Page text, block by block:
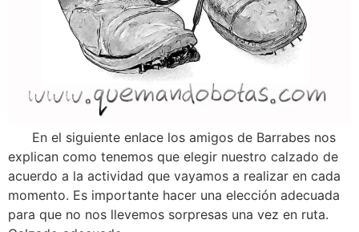
En el siguiente enlace los amigos de Barrabes nos
explican como tenemos que elegir nuestro calzado de
acuerdo a la actividad que vayamos a realizar en cada
momento. Es importante hacer una elección adecuada
para que no nos llevemos sorpresas una vez en ruta.